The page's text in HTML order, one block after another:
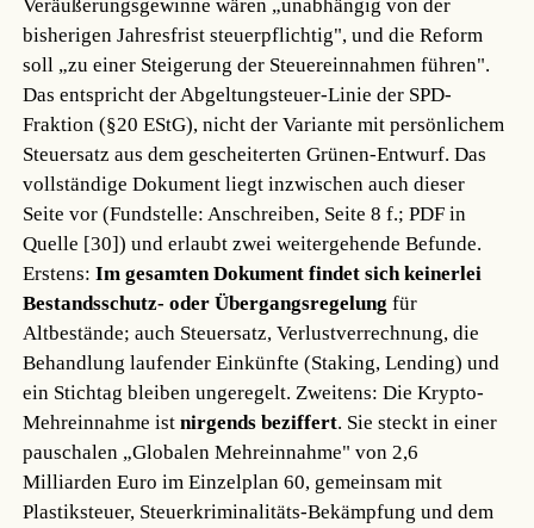
Veräußerungsgewinne wären „unabhängig von der
bisherigen Jahresfrist steuerpflichtig", und die Reform
soll „zu einer Steigerung der Steuereinnahmen führen".
Das entspricht der Abgeltungsteuer-Linie der SPD-
Fraktion (§20 EStG), nicht der Variante mit persönlichem
Steuersatz aus dem gescheiterten Grünen-Entwurf. Das
vollständige Dokument liegt inzwischen auch dieser
Seite vor (Fundstelle: Anschreiben, Seite 8 f.; PDF in
Quelle [30]) und erlaubt zwei weitergehende Befunde.
Erstens:Im gesamten Dokument findet sich keinerlei
Bestandsschutz- oder Übergangsregelung für
Altbestände; auch Steuersatz, Verlustverrechnung, die
Behandlung laufender Einkünfte (Staking, Lending) und
ein Stichtag bleiben ungeregelt. Zweitens: Die Krypto-
Mehreinnahme istnirgends beziffert. Sie steckt in einer
pauschalen „Globalen Mehreinnahme" von 2,6
Milliarden Euro im Einzelplan 60, gemeinsam mit
Plastiksteuer, Steuerkriminalitäts-Bekämpfung und dem